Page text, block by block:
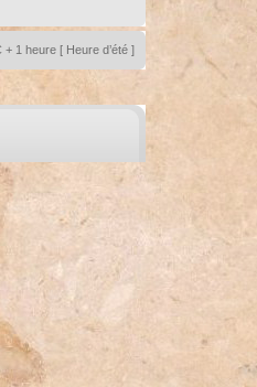
1 heure [ Heure d’été ]